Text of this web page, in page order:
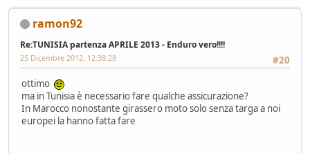
ramon92
Re:TUNISIA partenza APRILE 2013 - Enduro vero!!!!
#20
25 Dicembre 2012, 12:38:28
ottimo
ma in Tunisia è necessario fare qualche assicurazione?
In Marocco nonostante girassero moto solo senza targa a noi
europei la hanno fatta fare